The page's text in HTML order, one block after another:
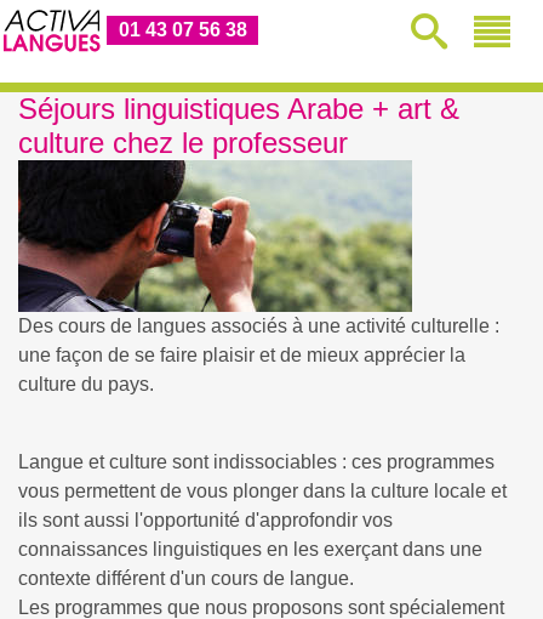
01 43 07 56 38
Séjours linguistiques Arabe + art &
culture chez le professeur
Des cours de langues associés à une activité culturelle :
une façon de se faire plaisir et de mieux apprécier la
culture du pays.
Langue et culture sont indissociables : ces programmes
vous permettent de vous plonger dans la culture locale et
ils sont aussi l'opportunité d'approfondir vos
connaissances linguistiques en les exerçant dans une
contexte différent d'un cours de langue.
Les programmes que nous proposons sont spécialement